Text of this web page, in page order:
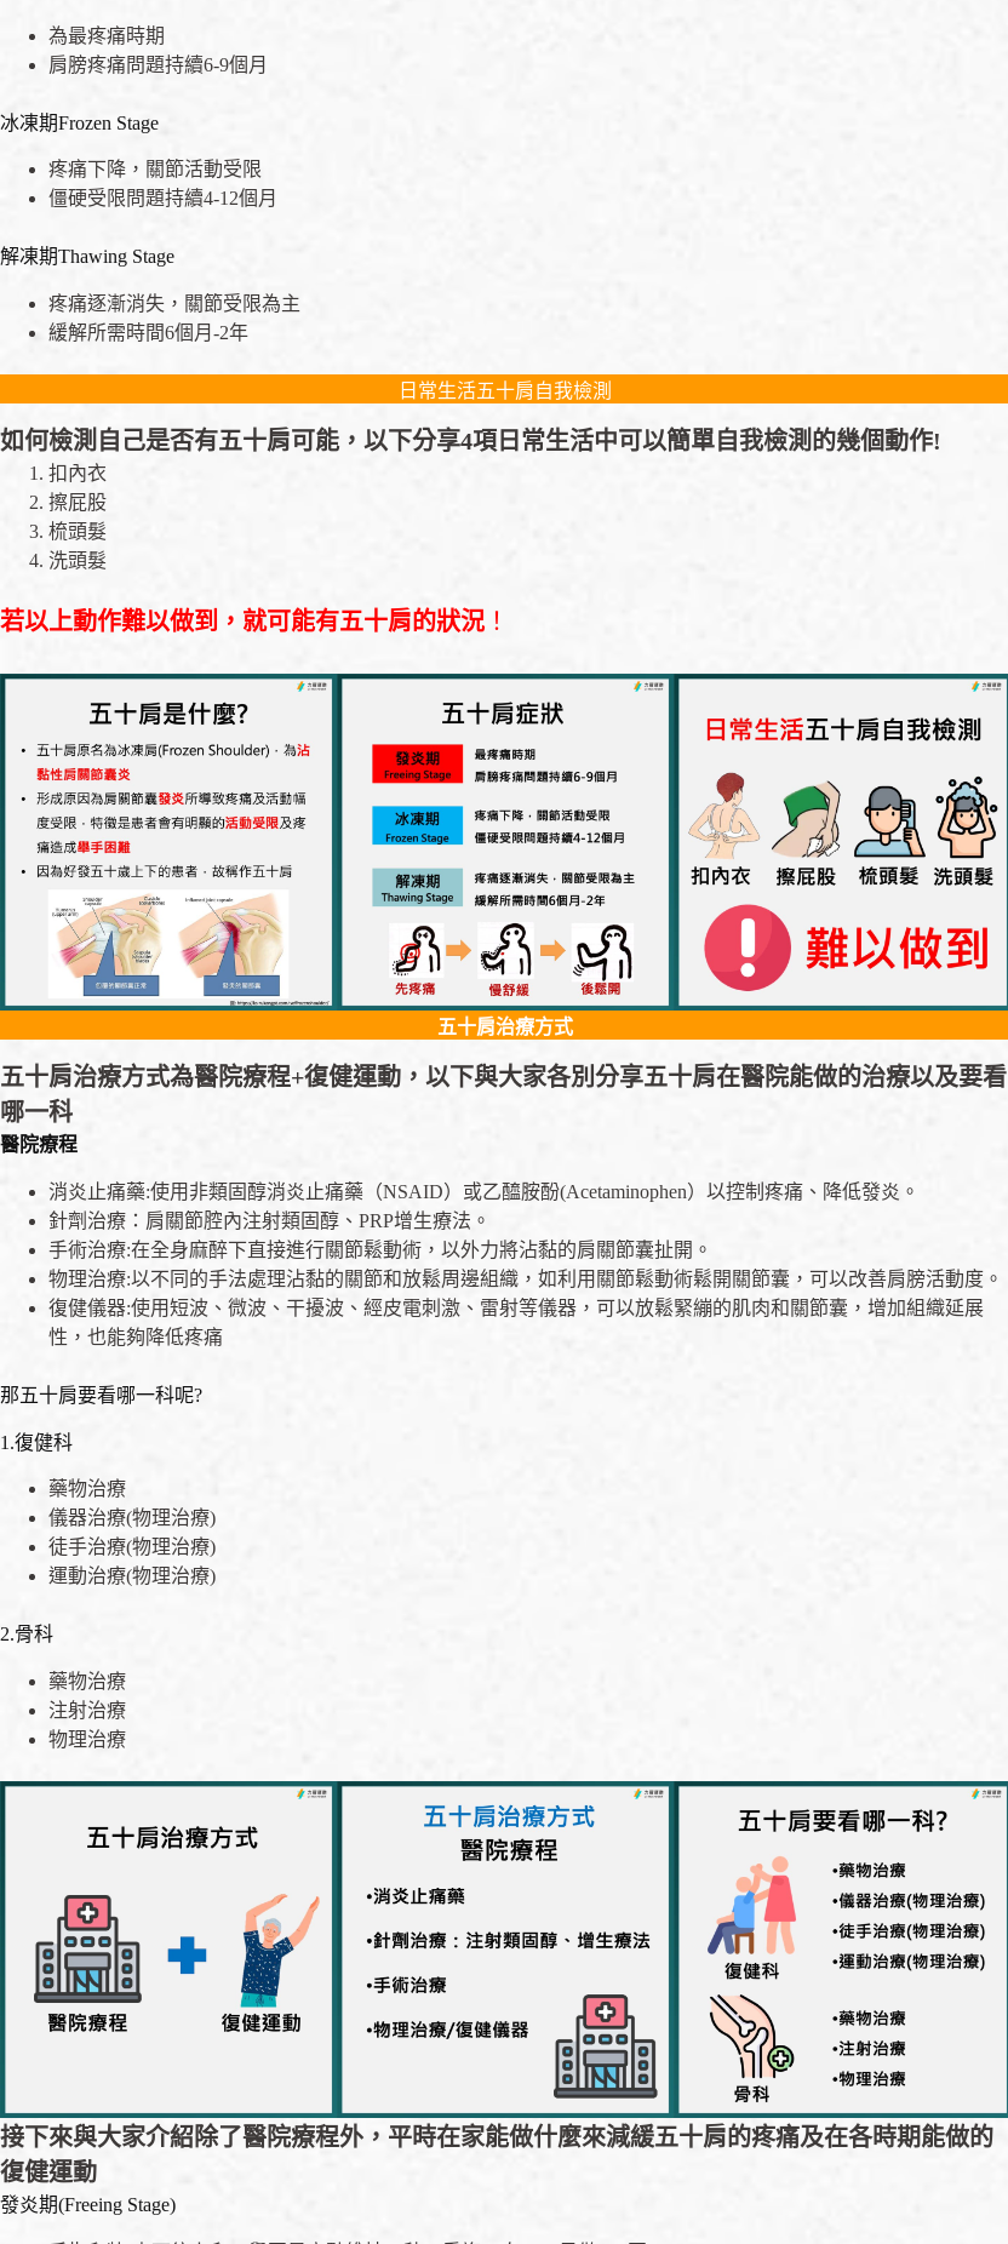
為最疼痛時期
肩膀疼痛問題持續6-9個月
冰凍期Frozen Stage
疼痛下降，關節活動受限
僵硬受限問題持續4-12個月
解凍期Thawing Stage
疼痛逐漸消失，關節受限為主
緩解所需時間6個月-2年
日常生活五十肩自我檢測
如何檢測自己是否有五十肩可能，以下分享4項日常生活中可以簡單自我檢測的幾個動作!
扣內衣
擦屁股
梳頭髮
洗頭髮
若以上動作難以做到，就可能有五十肩的狀況 ！
五十肩治療方式
五十肩治療方式為醫院療程+復健運動，以下與大家各別分享五十肩在醫院能做的治療以及要看
哪一科
醫院療程
消炎止痛藥:使用非類固醇消炎止痛藥（NSAID）或乙醯胺酚(Acetaminophen）以控制疼痛、降低發炎。
針劑治療：肩關節腔內注射類固醇、PRP增生療法。
手術治療:在全身麻醉下直接進行關節鬆動術，以外力將沾黏的肩關節囊扯開。
物理治療:以不同的手法處理沾黏的關節和放鬆周邊組織，如利用關節鬆動術鬆開關節囊，可以改善肩膀活動度。
復健儀器:使用短波、微波、干擾波、經皮電刺激、雷射等儀器，可以放鬆緊繃的肌肉和關節囊，增加組織延展
性，也能夠降低疼痛
那五十肩要看哪一科呢?
1.復健科
藥物治療
儀器治療(物理治療)
徒手治療(物理治療)
運動治療(物理治療)
2.骨科
藥物治療
注射治療
物理治療
接下來與大家介紹除了醫院療程外，平時在家能做什麼來減緩五十肩的疼痛及在各時期能做的
復健運動
發炎期(Freeing Stage)